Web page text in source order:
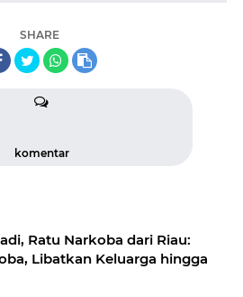
SHARE
komentar
Ratu Narkoba dari Riau:
Libatkan Keluarga hingga